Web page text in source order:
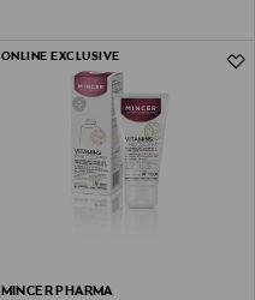
ONLINE EXCLUSIVE
MINCER PHARMA